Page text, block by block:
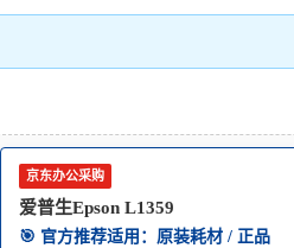
京东办公采购
爱普生Epson L1359
🎯 官方推荐适用：原装耗材 / 正品